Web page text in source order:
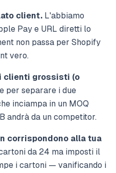
client. L'abbiamo
Pay e URL diretti lo
non passa per Shopify
vero.
clienti grossisti (o
per separare i due
inciampa in un MOQ
andrà da un competitor.
corrispondono alla tua
da 24 ma imposti il
i cartoni — vanificando i